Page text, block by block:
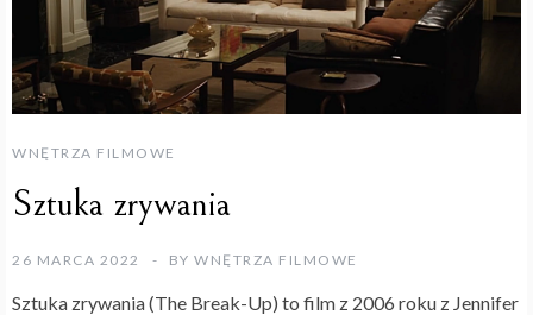
WNĘTRZA FILMOWE
Sztuka zrywania
26 MARCA 2022 BY WNĘTRZA FILMOWE
Sztuka zrywania (The Break-Up) to film z 2006 roku z Jennifer